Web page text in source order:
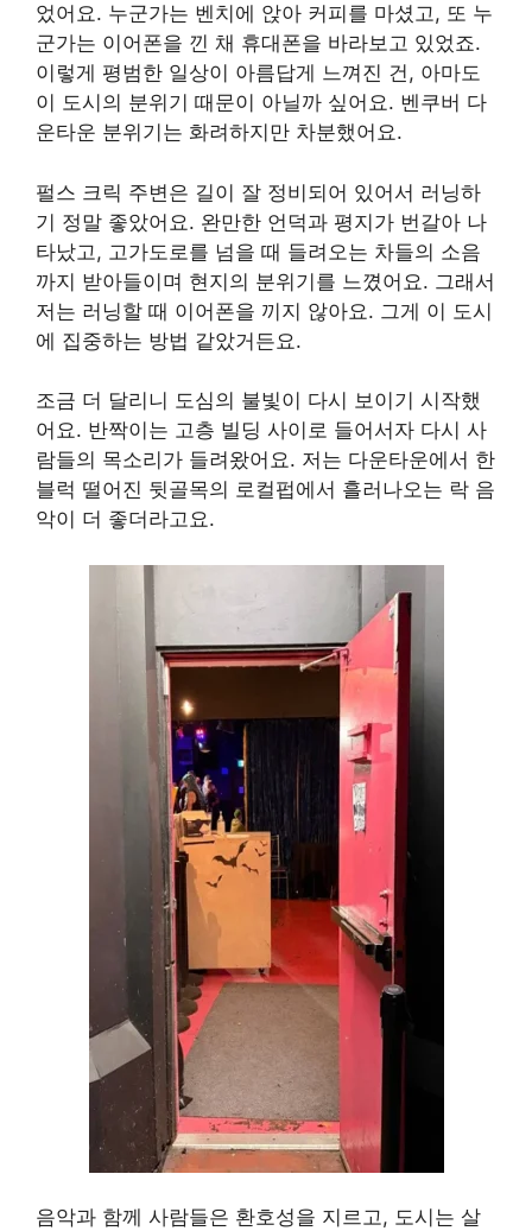
었어요. 누군가는 벤치에 앉아 커피를 마셨고, 또 누
군가는 이어폰을 낀 채 휴대폰을 바라보고 있었죠.
이렇게 평범한 일상이 아름답게 느껴진 건, 아마도
이 도시의 분위기 때문이 아닐까 싶어요. 벤쿠버 다
운타운 분위기는 화려하지만 차분했어요.
펄스 크릭 주변은 길이 잘 정비되어 있어서 러닝하
기 정말 좋았어요. 완만한 언덕과 평지가 번갈아 나
타났고, 고가도로를 넘을 때 들려오는 차들의 소음
까지 받아들이며 현지의 분위기를 느꼈어요. 그래서
저는 러닝할 때 이어폰을 끼지 않아요. 그게 이 도시
에 집중하는 방법 같았거든요.
조금 더 달리니 도심의 불빛이 다시 보이기 시작했
어요. 반짝이는 고층 빌딩 사이로 들어서자 다시 사
람들의 목소리가 들려왔어요. 저는 다운타운에서 한
블럭 떨어진 뒷골목의 로컬펍에서 흘러나오는 락 음
악이 더 좋더라고요.
음악과 함께 사람들은 환호성을 지르고, 도시는 살